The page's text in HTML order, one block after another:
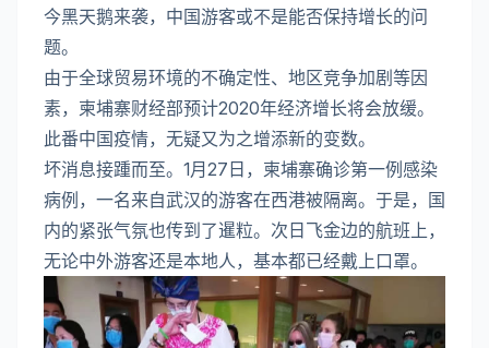
今黑天鹅来袭，中国游客或不是能否保持增长的问
题。
由于全球贸易环境的不确定性、地区竞争加剧等因
素，柬埔寨财经部预计2020年经济增长将会放缓。
此番中国疫情，无疑又为之增添新的变数。
坏消息接踵而至。1月27日，柬埔寨确诊第一例感染
病例，一名来自武汉的游客在西港被隔离。于是，国
内的紧张气氛也传到了暹粒。次日飞金边的航班上，
无论中外游客还是本地人，基本都已经戴上口罩。